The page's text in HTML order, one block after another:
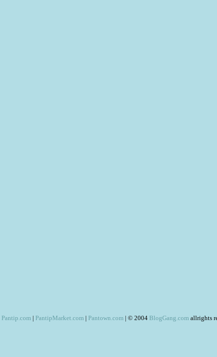
Pantip.com | PantipMarket.com | Pantown.com | © 2004 BlogGang.com allrights